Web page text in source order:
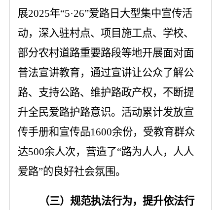
展2025年“5·26”爱路日大型集中宣传活
动，深入驻村点、项目施工点、学校、
部分农村道路重要路段等地开展面对面
普法宣讲教育， 通过宣讲让公众了解公
路、支持公路、维护路政产权，不断提
升全民爱路护路意识。活动累计发放宣
传手册和宣传品1600余份，受教育群众
达500余人次， 营造了“路为人人，人人
爱路”的良好社会氛围。
（三）规范执法行为，提升依法行